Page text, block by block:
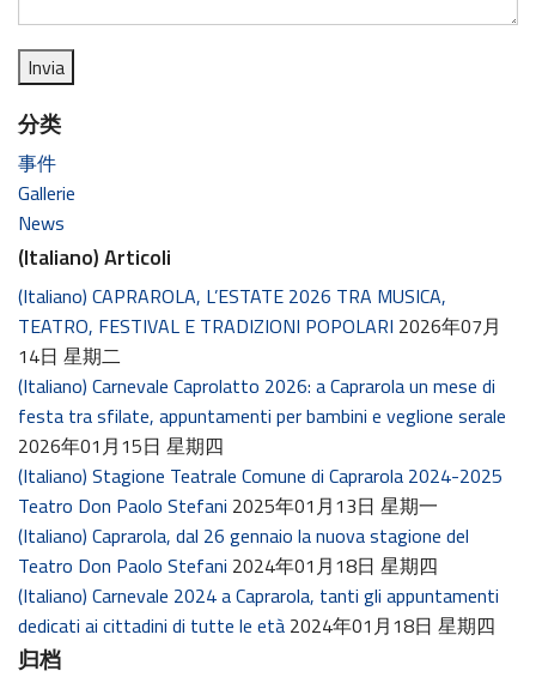
分类
事件
Gallerie
News
(Italiano) Articoli
(Italiano) CAPRAROLA, L’ESTATE 2026 TRA MUSICA,
TEATRO, FESTIVAL E TRADIZIONI POPOLARI 2026年07月
14日 星期二
(Italiano) Carnevale Caprolatto 2026: a Caprarola un mese di
festa tra sfilate, appuntamenti per bambini e veglione serale
2026年01月15日 星期四
(Italiano) Stagione Teatrale Comune di Caprarola 2024-2025
Teatro Don Paolo Stefani 2025年01月13日 星期一
(Italiano) Caprarola, dal 26 gennaio la nuova stagione del
Teatro Don Paolo Stefani 2024年01月18日 星期四
(Italiano) Carnevale 2024 a Caprarola, tanti gli appuntamenti
dedicati ai cittadini di tutte le età 2024年01月18日 星期四
归档